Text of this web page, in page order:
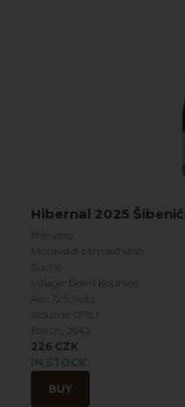
Hibernal 2025
Bílé víno
Moravské zemské víno
Suché
Village: Dolní Kounice
Alc.: 12.5 %obj
Volume: 0.75 l
Batch: 2542
226 CZK
IN STOCK
BUY